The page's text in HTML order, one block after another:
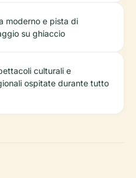
moderno e pista di
su ghiaccio
culturali e
ospitate durante tutto